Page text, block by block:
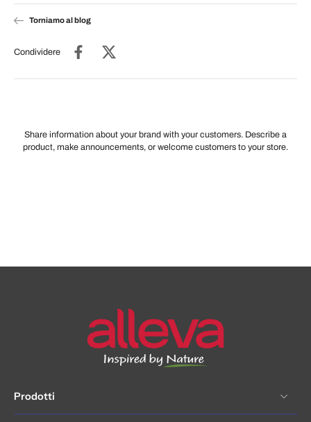
Torniamo al blog
Condividere
Share information about your brand with your customers. Describe a
product, make announcements, or welcome customers to your store.
Prodotti